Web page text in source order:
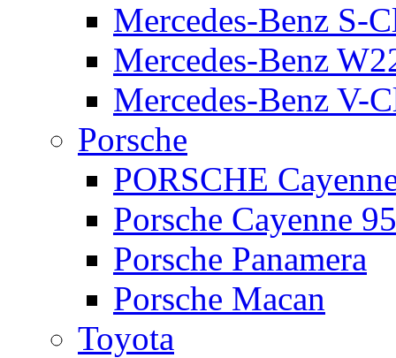
Mercedes-Benz S-
Mercedes-Benz
Mercedes-Benz V-
Porsche
PORSCHE
Porsche Cayenne
Porsche Panamera
Porsche Macan
Toyota